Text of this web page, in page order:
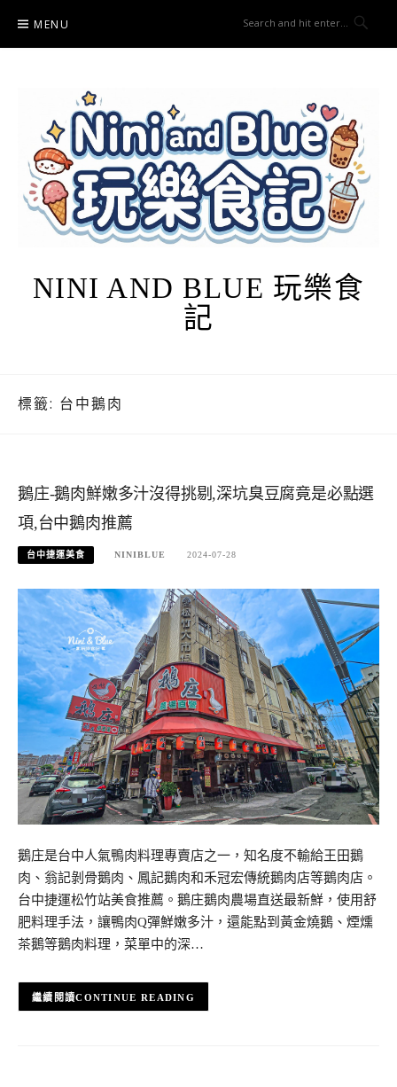
content
MENU
NINI AND BLUE 玩樂食
記
標籤: 台中鵝肉
鵝庄-鵝肉鮮嫩多汁沒得挑剔,深坑臭豆腐竟是必點選
項,台中鵝肉推薦
台中捷運美食 NINIBLUE 2024-07-28
鵝庄是台中人氣鴨肉料理專賣店之一，知名度不輸給王田鵝
肉、翁記剝骨鵝肉、鳳記鵝肉和禾冠宏傳統鵝肉店等鵝肉店。
台中捷運松竹站美食推薦。鵝庄鵝肉農場直送最新鮮，使用舒
肥料理手法，讓鴨肉Q彈鮮嫩多汁，還能點到黃金燒鵝、煙燻
茶鵝等鵝肉料理，菜單中的深…
CONTINUE READING